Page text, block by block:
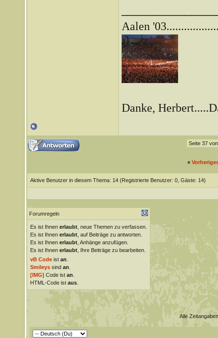
Aalen
Danke,
Seite 37
«
Aktive Benutzer in diesem Thema: 14 (Registrierte Benutzer: 0, Gäste: 14)
Forumregeln
Es ist Ihnen erlaubt, neue Themen zu verfassen.
Es ist Ihnen erlaubt, auf Beiträge zu antworten.
Es ist Ihnen erlaubt, Anhänge anzufügen.
Es ist Ihnen erlaubt, Ihre Beiträge zu bearbeiten.
vB Codeist an
Smileyssind an
[IMG] Code ist an
HTML-Code ist aus.
Alle